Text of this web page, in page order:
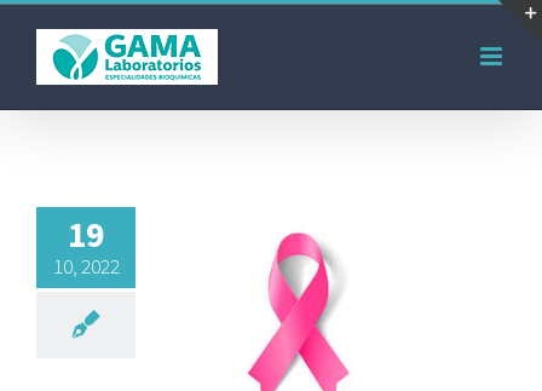
Saltar
contenido
19
10, 2022